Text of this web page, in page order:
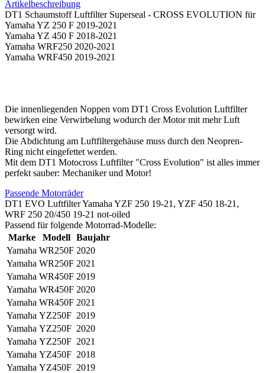
Artikelbeschreibung
DT1 Schaumstoff Luftfilter Superseal - CROSS EVOLUTION für
Yamaha YZ 250 F 2019-2021
Yamaha YZ 450 F 2018-2021
Yamaha WRF250 2020-2021
Yamaha WRF450 2019-2021
Die innenliegenden Noppen vom DT1 Cross Evolution Luftfilter
bewirken eine Verwirbelung wodurch der Motor mit mehr Luft
versorgt wird.
Die Abdichtung am Luftfiltergehäuse muss durch den Neopren-
Ring nicht eingefettet werden.
Mit dem DT1 Motocross Luftfilter "Cross Evolution" ist alles immer
perfekt sauber: Mechaniker und Motor!
Passende Motorräder
DT1 EVO Luftfilter Yamaha YZF 250 19-21, YZF 450 18-21,
WRF 250 20/450 19-21 not-oiled
Passend für folgende Motorrad-Modelle:
Marke
Modell Baujahr
Yamaha WR250F 2020
Yamaha WR250F 2021
Yamaha WR450F 2019
Yamaha WR450F 2020
Yamaha WR450F 2021
Yamaha YZ250F 2019
Yamaha YZ250F 2020
Yamaha YZ250F 2021
Yamaha YZ450F 2018
Yamaha YZ450F 2019